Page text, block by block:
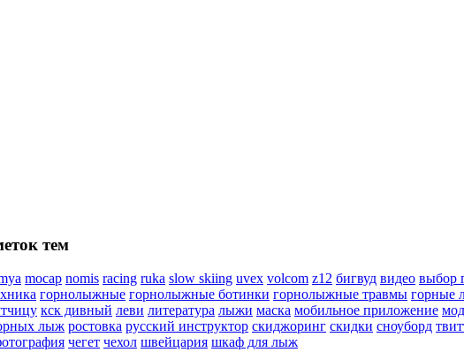
тем
mocap nomis racing ruka slow skiing uvex volcom z12 бигвуд видео выбор
горнолыжные горнолыжные ботинки горнолыжные травмы горные
кск дивный леви литература лыжи маска мобильное приложение
лыж ростовка русский инструктор скиджоринг скидки сноуборд
чегет чехол швейцария шкаф для лыж